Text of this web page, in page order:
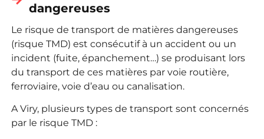
dangereuses
Le risque de transport de matières dangereuses
(risque TMD) est consécutif à un accident ou un
incident (fuite, épanchement…) se produisant lors
du transport de ces matières par voie routière,
ferroviaire, voie d’eau ou canalisation.
A Viry, plusieurs types de transport sont concernés
par le risque TMD :